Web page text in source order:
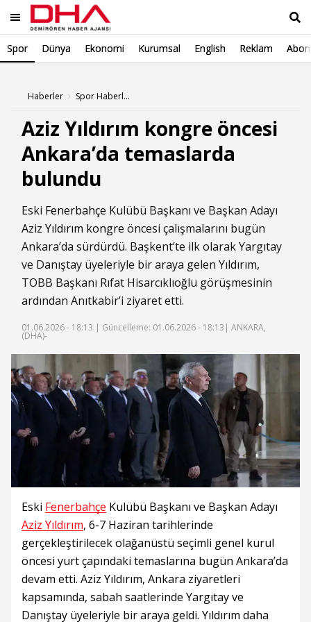
Spor Dünya Ekonomi Kurumsal English Reklam
Haberler Spor Haberleri
Aziz Yıldırım kongre öncesi
Ankara’da temaslarda
bulundu
Eski Fenerbahçe Kulübü Başkanı ve Başkan Adayı
Aziz Yıldırım kongre öncesi çalışmalarını bugün
Ankara’da sürdürdü. Başkent’te ilk olarak Yargıtay
ve Danıştay üyeleriyle bir araya gelen Yıldırım,
TOBB Başkanı Rıfat Hisarcıklıoğlu görüşmesinin
ardından Anıtkabir’i ziyaret etti.
01.06.2026 - 18:13 | Güncelleme: 01.06.2026 - 18:13 | ANKARA,
(DHA)-
Eski Fenerbahçe Kulübü Başkanı ve Başkan Adayı
Aziz Yıldırım, 6-7 Haziran tarihlerinde
gerçekleştirilecek olağanüstü seçimli genel kurul
öncesi yurt çapındaki temaslarına bugün Ankara’da
devam etti. Aziz Yıldırım, Ankara ziyaretleri
kapsamında, sabah saatlerinde Yargıtay ve
Danıştay üyeleriyle bir araya geldi. Yıldırım daha